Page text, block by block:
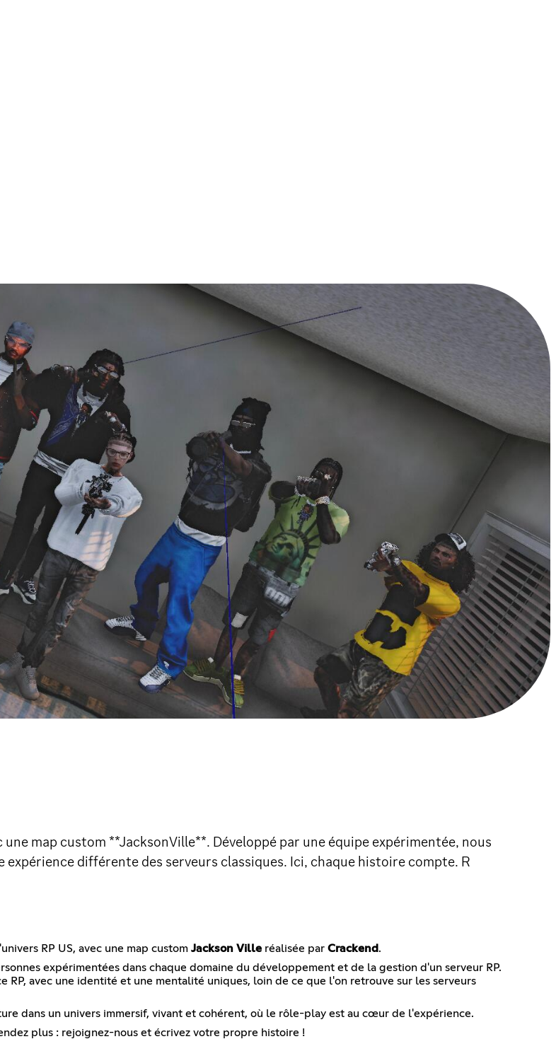
map custom **JacksonVille**. Développé par une équipe expérimentée, nous
différente des serveurs classiques. Ici, chaque histoire compte. R
RP US, avec une map custom Jackson Ville réalisée par Crackend .
expérimentées dans chaque domaine du développement et de la gestion d'un serveur RP.
avec une identité et une mentalité uniques, loin de ce que l'on retrouve sur les serveurs
dans un univers immersif, vivant et cohérent, où le rôle-play est au cœur de l'expérience.
plus : rejoignez-nous et écrivez votre propre histoire !